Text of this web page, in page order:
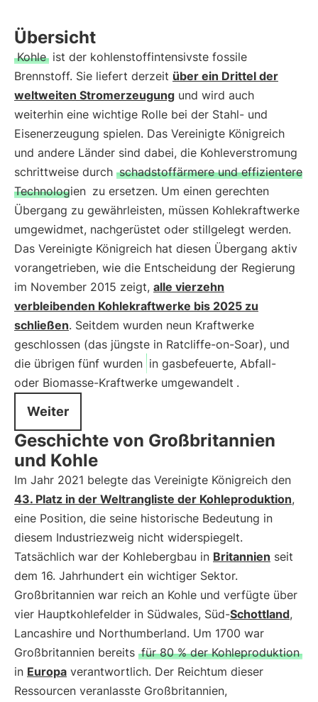
Übersicht
Kohle ist der kohlenstoffintensivste fossile
Brennstoff. Sie liefert derzeit über ein Drittel der
weltweiten Stromerzeugung und wird auch
weiterhin eine wichtige Rolle bei der Stahl- und
Eisenerzeugung spielen. Das Vereinigte Königreich
und andere Länder sind dabei, die Kohleverstromung
schrittweise durch schadstoffärmere und effizientere
Technologien zu ersetzen. Um einen gerechten
Übergang zu gewährleisten, müssen Kohlekraftwerke
umgewidmet, nachgerüstet oder stillgelegt werden.
Das Vereinigte Königreich hat diesen Übergang aktiv
vorangetrieben, wie die Entscheidung der Regierung
im November 2015 zeigt, alle vierzehn
verbleibenden Kohlekraftwerke bis 2025 zu
schließen. Seitdem wurden neun Kraftwerke
geschlossen (das jüngste in Ratcliffe-on-Soar), und
die übrigen fünf wurden in gasbefeuerte, Abfall-
oder Biomasse-Kraftwerke umgewandelt .
Weiter
Geschichte von Großbritannien
und Kohle
Im Jahr 2021 belegte das Vereinigte Königreich den
43. Platz in der Weltrangliste der Kohleproduktion,
eine Position, die seine historische Bedeutung in
diesem Industriezweig nicht widerspiegelt.
Tatsächlich war der Kohlebergbau in Britannien seit
dem 16. Jahrhundert ein wichtiger Sektor.
Großbritannien war reich an Kohle und verfügte über
vier Hauptkohlefelder in Südwales, Süd-Schottland,
Lancashire und Northumberland. Um 1700 war
Großbritannien bereits für 80 % der Kohleproduktion
in Europa verantwortlich. Der Reichtum dieser
Ressourcen veranlasste Großbritannien,